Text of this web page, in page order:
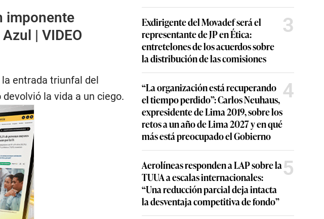
imponente
| VIDEO
entrada triunfal del
la vida a un ciego.
Exdirigente del Movadef será el
representante de JP en Ética:
entretelones de los acuerdos sobre
la distribución de las comisiones
3
“La organización está recuperando
el tiempo perdido”: Carlos Neuhaus,
expresidente de Lima 2019, sobre los
retos a un año de Lima 2027 y en qué
más está preocupado el Gobierno
4
Aerolíneas responden a LAP sobre la
TUUA a escalas internacionales:
“Una reducción parcial deja intacta
la desventaja competitiva de fondo”
5